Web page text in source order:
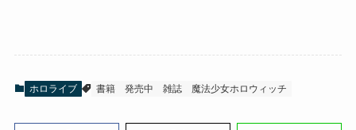
ホロライブ 書籍 発売中 雑誌 魔法少女ホロウィッチ